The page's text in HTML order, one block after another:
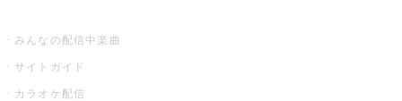
みんなの配信中楽曲
サイトガイド
カラオケ配信